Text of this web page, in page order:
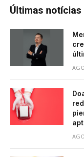
Últimas notícias